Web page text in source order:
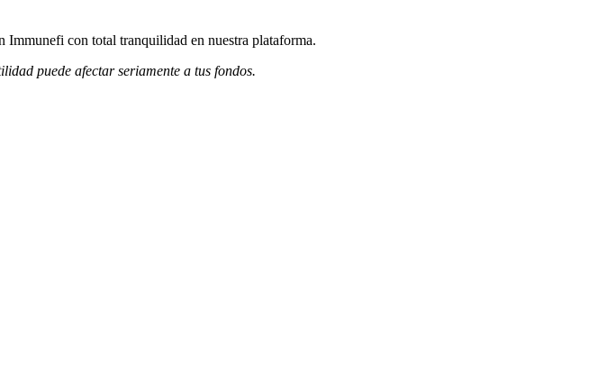
Immunefi con total tranquilidad en nuestra plataforma.
puede afectar seriamente a tus fondos.